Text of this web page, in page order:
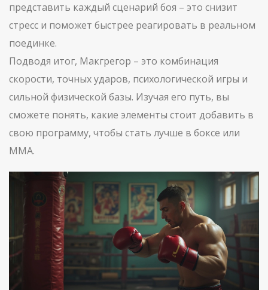
представить каждый сценарий боя – это снизит
стресс и поможет быстрее реагировать в реальном
поединке.
Подводя итог, Макгрегор – это комбинация
скорости, точных ударов, психологической игры и
сильной физической базы. Изучая его путь, вы
сможете понять, какие элементы стоит добавить в
свою программу, чтобы стать лучше в боксе или
ММА.